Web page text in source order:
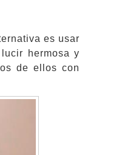
es usar
hermosa y
de ellos con